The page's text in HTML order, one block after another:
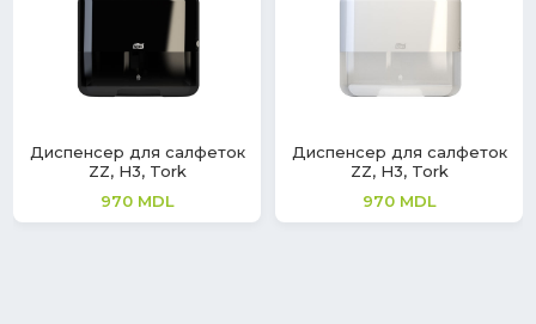
Диспенсер для салфеток
ZZ, H3, Tork
970 MDL
Диспенсер для салфеток
ZZ, H3, Tork
970 MDL